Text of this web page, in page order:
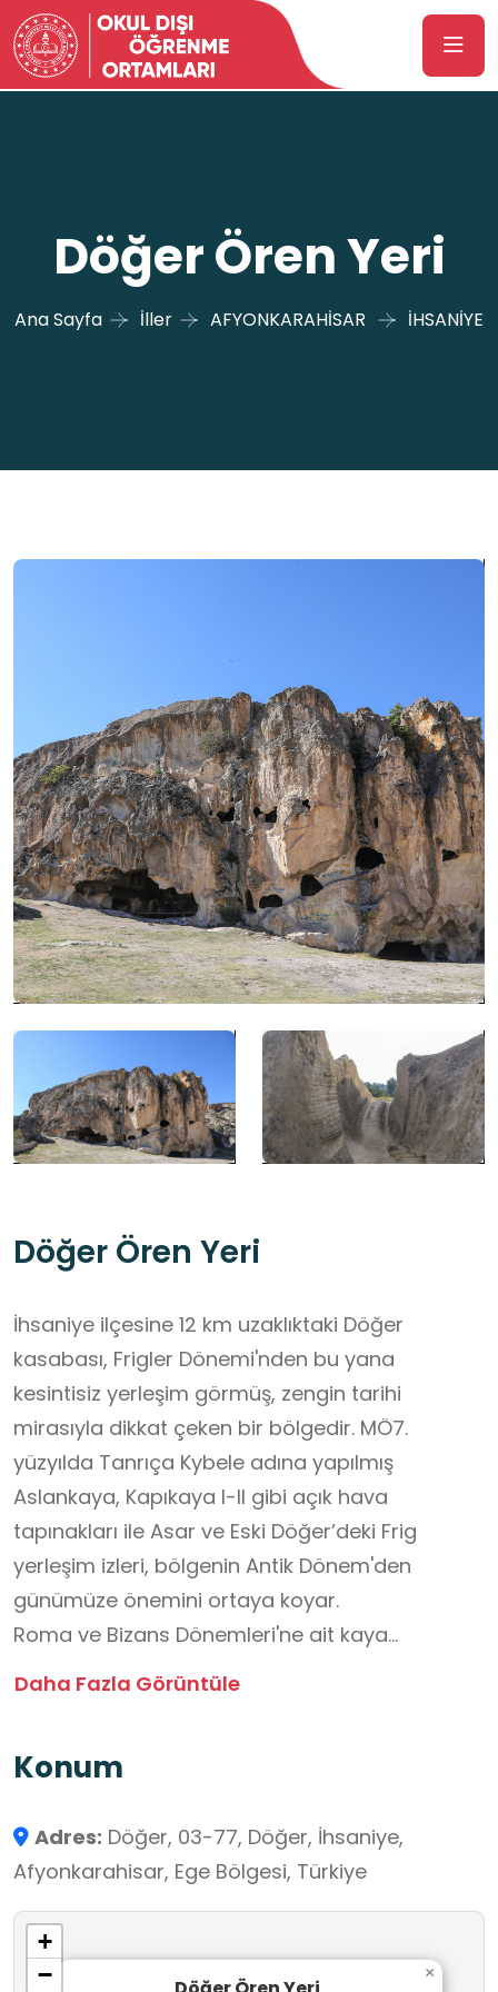
Döğer Ören Yeri
Ana Sayfa İller AFYONKARAHİSAR İHSANİYE
Döğer Ören Yeri
İhsaniye ilçesine 12 km uzaklıktaki Döğer
kasabası, Frigler Dönemi'nden bu yana
kesintisiz yerleşim görmüş, zengin tarihi
mirasıyla dikkat çeken bir bölgedir. MÖ7.
yüzyılda Tanrıça Kybele adına yapılmış
Aslankaya, Kapıkaya I-II gibi açık hava
tapınakları ile Asar ve Eski Döğer’deki Frig
yerleşim izleri, bölgenin Antik Dönem'den
günümüze önemini ortaya koyar.
Roma ve Bizans Dönemleri'ne ait kaya
yerleşimleri, mezar odaları ve kiliseler Döğer
Nallıhan ve Kırkmerdiven kayalıkları, bu dönemin
Döğer, aynı zamanda Osmanlı Dönemi'nden
kalma önemli yapılara da ev sahipliği yapar.
1434 yılında II. Murat tarafından yaptırılan Döğer
Kervansarayı, alt katta ahır, üst katta yolcu
konaklama odalarıyla dönemin ticaret yolları
Daha Fazla Görüntüle
Konum
Adres: Döğer, 03-77, Döğer, İhsaniye,
Afyonkarahisar, Ege Bölgesi, Türkiye
×
+
−